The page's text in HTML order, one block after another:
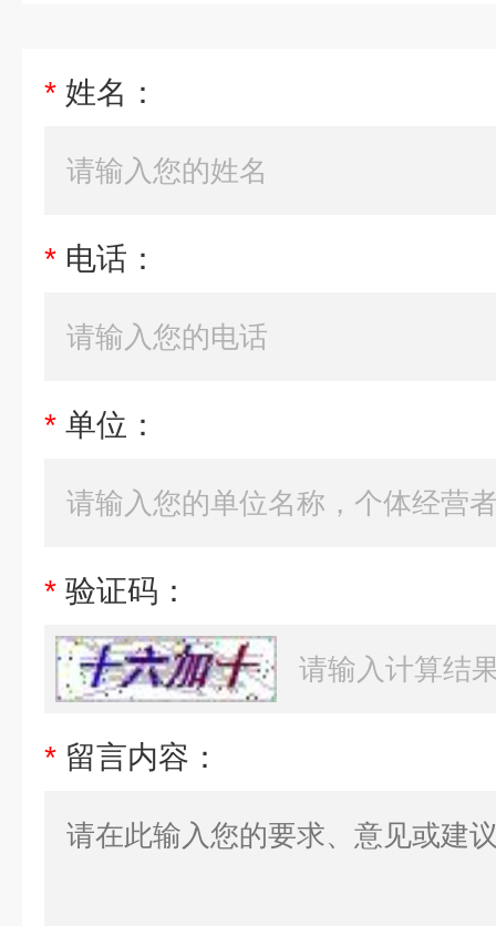
* 姓名：
* 电话：
* 单位：
* 验证码：
* 留言内容：